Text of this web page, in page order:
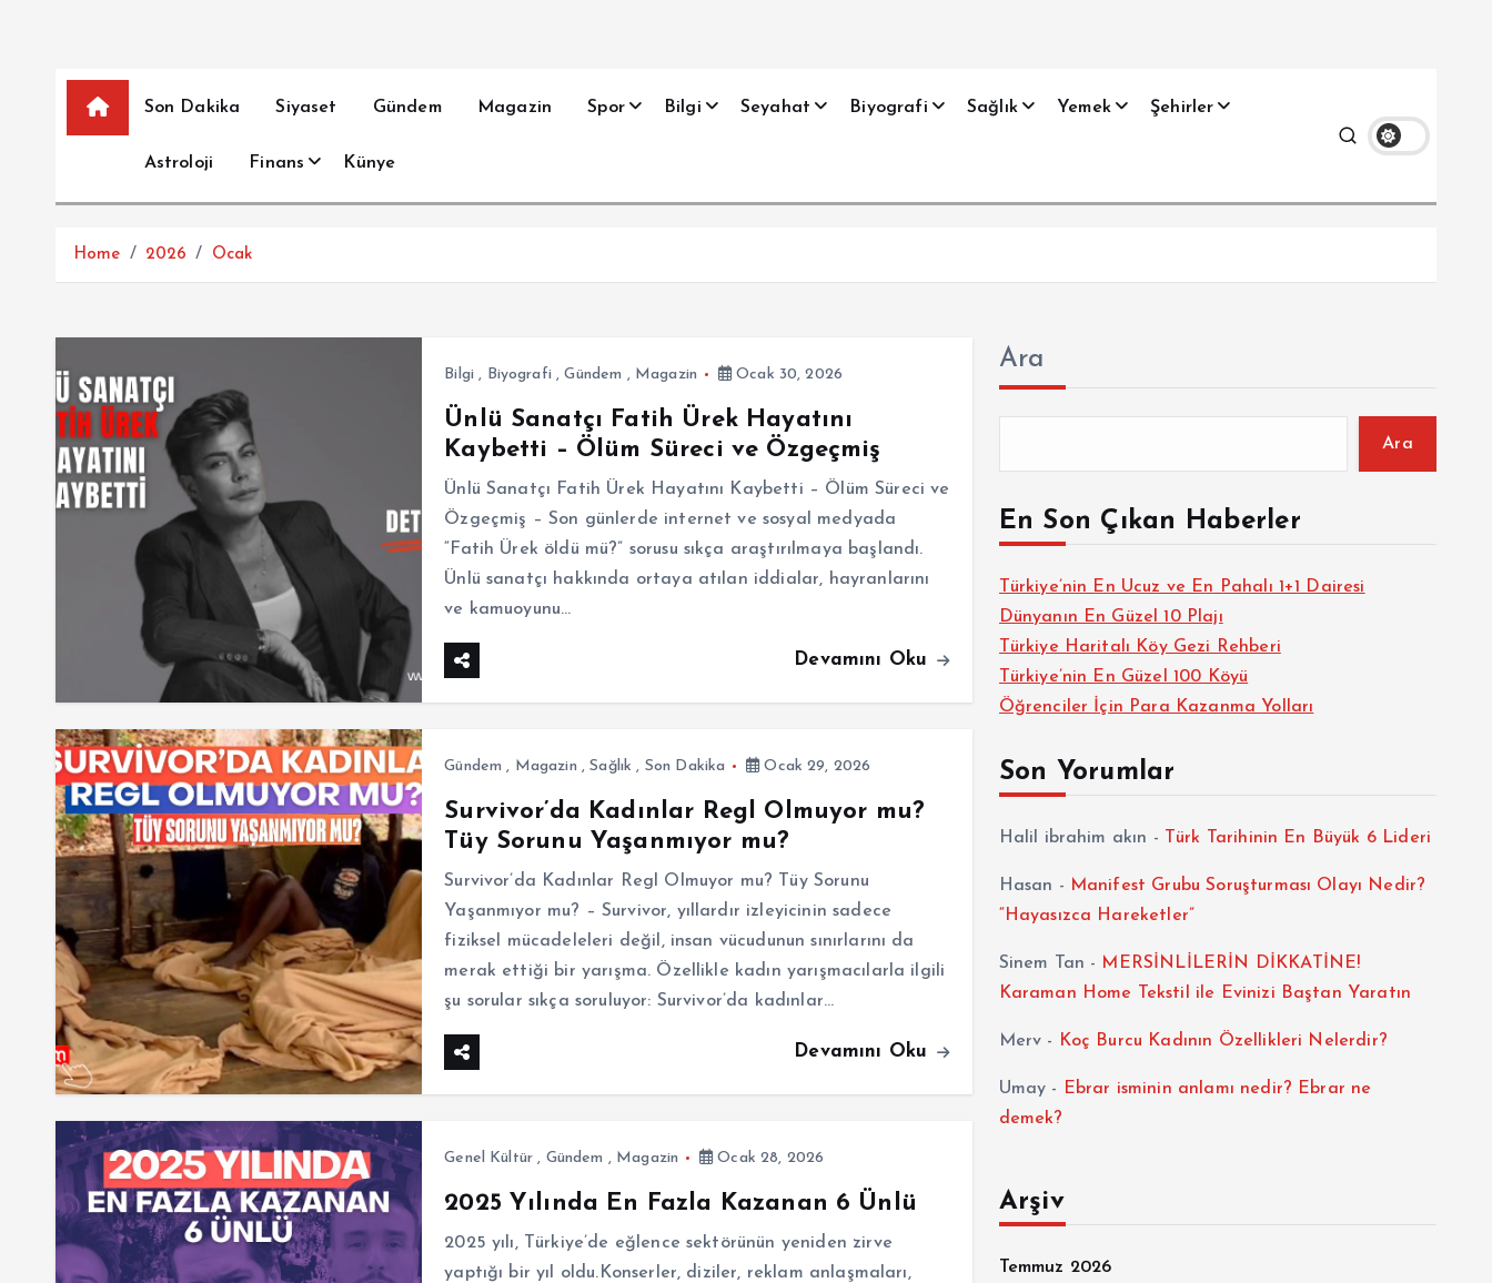
Son Dakika Siyaset Gündem Magazin Spor Bilgi Seyahat Biyografi Sağlık Yemek Şehirler
Astroloji Finans Künye
Home 2026 Ocak
Bilgi , Biyografi ,Gündem , Magazin Ocak 30, 2026
Ünlü Sanatçı Fatih Ürek Hayatını
Kaybetti – Ölüm Süreci ve Özgeçmiş
Ünlü Sanatçı Fatih Ürek Hayatını Kaybetti – Ölüm Süreci ve
Özgeçmiş – Son günlerde internet ve sosyal medyada
“Fatih Ürek öldü mü?” sorusu sıkça araştırılmaya başlandı.
Ünlü sanatçı hakkında ortaya atılan iddialar, hayranlarını
ve kamuoyunu…
Devamını Oku
Gündem , Magazin ,Sağlık , Son Dakika Ocak 29, 2026
Survivor’da Kadınlar Regl Olmuyor mu?
Tüy Sorunu Yaşanmıyor mu?
Survivor’da Kadınlar Regl Olmuyor mu? Tüy Sorunu
Yaşanmıyor mu? – Survivor, yıllardır izleyicinin sadece
fiziksel mücadeleleri değil, insan vücudunun sınırlarını da
merak ettiği bir yarışma. Özellikle kadın yarışmacılarla ilgili
şu sorular sıkça soruluyor: Survivor’da kadınlar…
Devamını Oku
Genel Kültür , Gündem , Magazin Ocak 28, 2026
2025 Yılında En Fazla Kazanan 6 Ünlü
2025 yılı, Türkiye’de eğlence sektörünün yeniden zirve
yaptığı bir yıl oldu.Konserler, diziler, reklam anlaşmaları,
Ara
Ara
En Son Çıkan Haberler
Türkiye’nin En Ucuz ve En Pahalı 1+1 Dairesi
Dünyanın En Güzel 10 Plajı
Türkiye Haritalı Köy Gezi Rehberi
Türkiye’nin En Güzel 100 Köyü
Öğrenciler İçin Para Kazanma Yolları
Son Yorumlar
Halil ibrahim akın - Türk Tarihinin En Büyük 6 Lideri
Hasan - Manifest Grubu Soruşturması Olayı Nedir?
“Hayasızca Hareketler”
Sinem Tan - MERSİNLİLERİN DİKKATİNE!
Karaman Home Tekstil ile Evinizi Baştan Yaratın
Merv - Koç Burcu Kadının Özellikleri Nelerdir?
Umay -
Ebrar isminin anlamı nedir? Ebrar ne
demek?
Arşiv
Temmuz 2026